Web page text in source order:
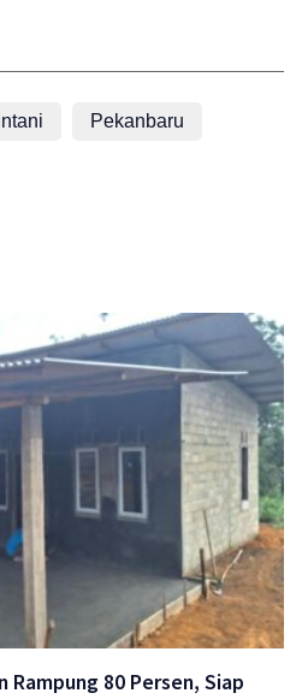
Pekanbaru
Rampung 80 Persen, Siap